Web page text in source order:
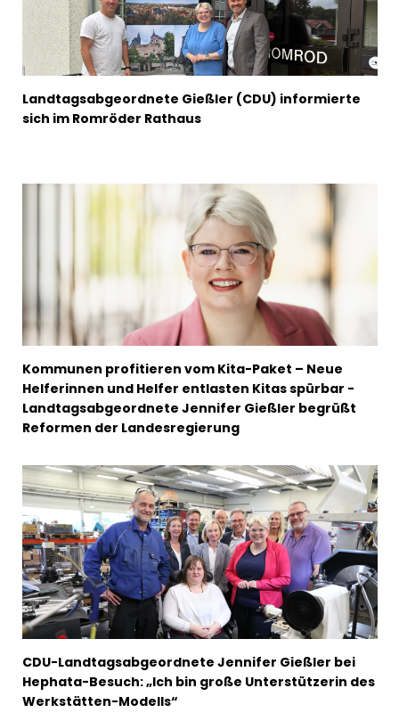
Landtagsabgeordnete Gießler (CDU) informierte
sich im Romröder Rathaus
Kommunen profitieren vom Kita-Paket – Neue
Helferinnen und Helfer entlasten Kitas spürbar -
Landtagsabgeordnete Jennifer Gießler begrüßt
Reformen der Landesregierung
CDU-Landtagsabgeordnete Jennifer Gießler bei
Hephata-Besuch: „Ich bin große Unterstützerin des
Werkstätten-Modells“